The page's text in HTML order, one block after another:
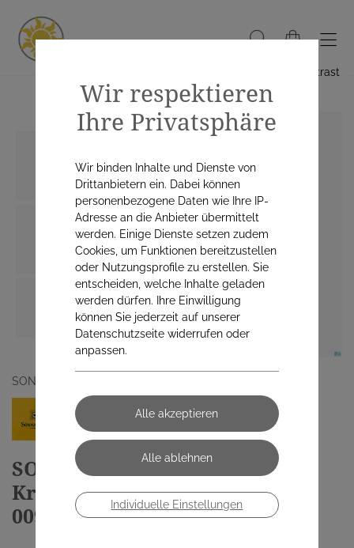
Hoher Kontrast
SONNENTOR KRAEUTERHANDELSGMBH
SONNENTOR Hildes
Kräuteraufstrich Gewürz Bio
00979 50g
Wir respektieren
Ihre Privatsphäre
Wir binden Inhalte und Dienste von
Drittanbietern ein. Dabei können
personenbezogene Daten wie Ihre IP-
Adresse an die Anbieter übermittelt
werden. Einige Dienste setzen zudem
Cookies, um Funktionen bereitzustellen
oder Nutzungsprofile zu erstellen. Sie
entscheiden, welche Inhalte geladen
werden dürfen. Ihre Einwilligung
können Sie jederzeit auf unserer
Datenschutzseite widerrufen oder
anpassen.
Individuelle Einstellungen